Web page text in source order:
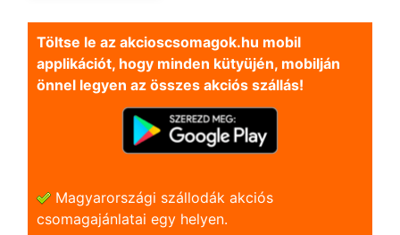
Töltse le az akcioscsomagok.hu mobil
applikációt, hogy minden kütyüjén, mobilján
önnel legyen az összes akciós szállás!
Magyarországi szállodák akciós
csomagajánlatai egy helyen.